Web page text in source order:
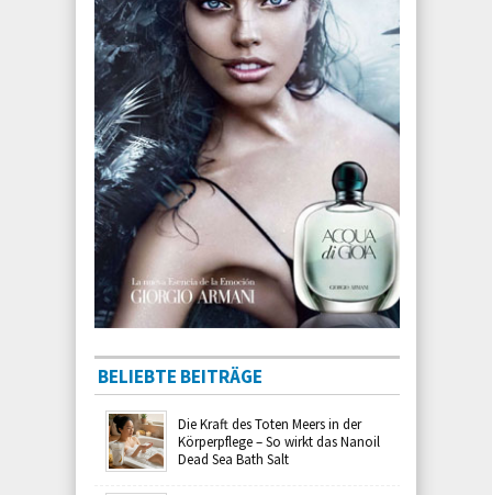
BELIEBTE BEITRÄGE
Die Kraft des Toten Meers in der
Körperpflege – So wirkt das Nanoil
Dead Sea Bath Salt